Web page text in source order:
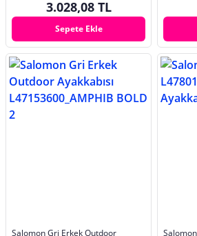
3.028,08 TL
Sepete Ekle
Salomon Gri Erkek Outdoor